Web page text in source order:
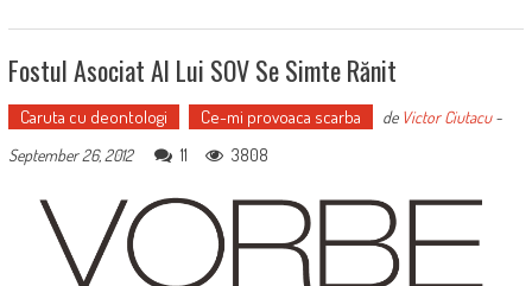
Fostul Asociat Al Lui SOV Se Simte Rănit
Caruta cu deontologi Ce-mi provoaca scarba de Victor Ciutacu-
September 26, 2012
11 3808